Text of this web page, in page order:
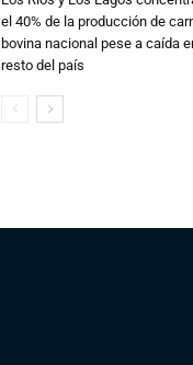
el 40% de la producción de
bovina nacional pese a caída
resto del país